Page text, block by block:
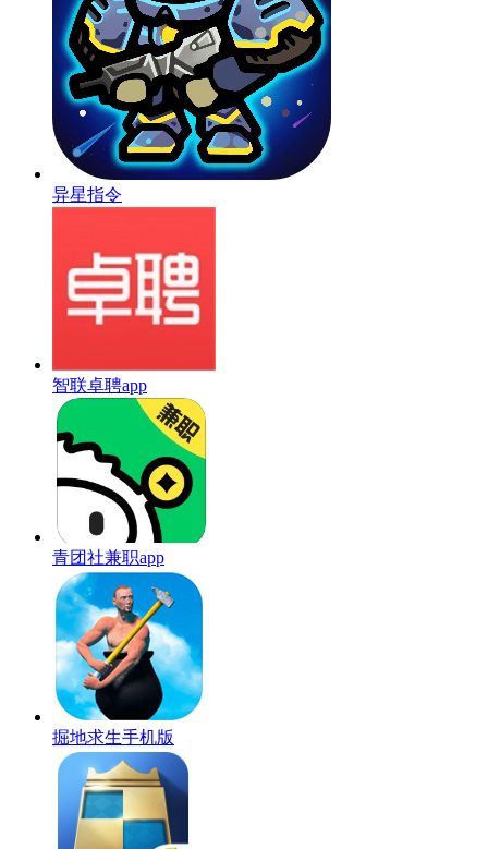
异星指令
智联卓聘app
青团社兼职app
掘地求生手机版